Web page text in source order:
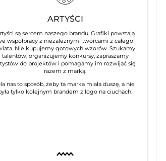
ARTYŚCI
są sercem naszego brandu. Grafiki powstają
współpracy z niezależnymi twórcami z całego
Nie kupujemy gotowych wzorów. Szukamy
talentów, organizujemy konkursy, zapraszamy
do projektów i pomagamy im rozwijać się
razem z marką.
nas to sposób, żeby ta marka miała duszę, a nie
tylko kolejnym brandem z logo na ciuchach.